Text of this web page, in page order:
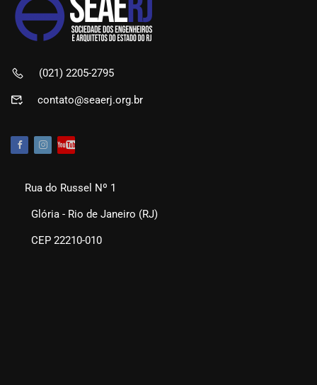
(021) 2205-2795
contato@seaerj.org.br
Rua do Russel Nº 1
Glória - Rio de Janeiro (RJ)
CEP 22210-010